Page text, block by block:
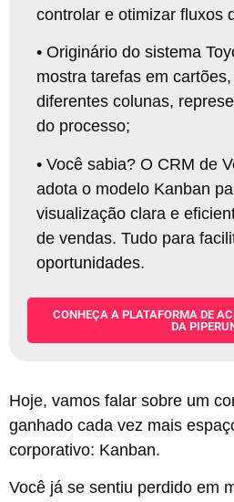
controlar e otimizar fluxos
• Originário do sistema
mostra tarefas em
diferentes colunas,
do processo;
• Você sabia? O CRM de
adota o modelo Kanban
visualização clara e
de vendas. Tudo para
oportunidades.
CONHEÇA A PLATAFORMA DE
DA
Hoje, vamos falar sobre um
ganhado cada vez mais
corporativo: Kanban.
Você já se sentiu perdido em